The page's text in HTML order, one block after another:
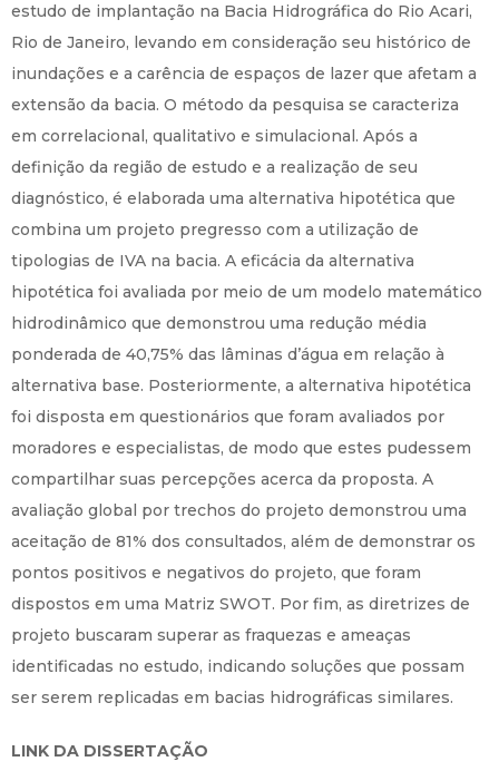
estudo de implantação na Bacia Hidrográfica do Rio Acari,
Rio de Janeiro, levando em consideração seu histórico de
inundações e a carência de espaços de lazer que afetam a
extensão da bacia. O método da pesquisa se caracteriza
em correlacional, qualitativo e simulacional. Após a
definição da região de estudo e a realização de seu
diagnóstico, é elaborada uma alternativa hipotética que
combina um projeto pregresso com a utilização de
tipologias de IVA na bacia. A eficácia da alternativa
hipotética foi avaliada por meio de um modelo matemático
hidrodinâmico que demonstrou uma redução média
ponderada de 40,75% das lâminas d’água em relação à
alternativa base. Posteriormente, a alternativa hipotética
foi disposta em questionários que foram avaliados por
moradores e especialistas, de modo que estes pudessem
compartilhar suas percepções acerca da proposta. A
avaliação global por trechos do projeto demonstrou uma
aceitação de 81% dos consultados, além de demonstrar os
pontos positivos e negativos do projeto, que foram
dispostos em uma Matriz SWOT. Por fim, as diretrizes de
projeto buscaram superar as fraquezas e ameaças
identificadas no estudo, indicando soluções que possam
ser serem replicadas em bacias hidrográficas similares.
LINK DA DISSERTAÇÃO